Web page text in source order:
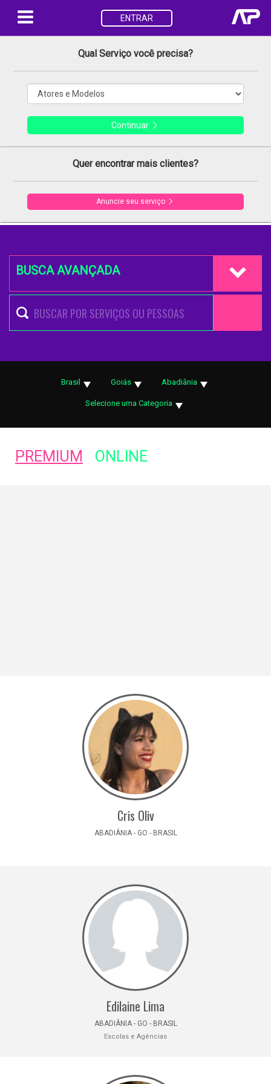
ENTRAR
Qual Serviço você precisa?
Continuar
Quer encontrar mais clientes?
Anuncie seu serviço
BUSCA AVANÇADA
Brasil Goiás Abadiânia
Selecione uma Categoria
PREMIUM ONLINE
Cris Oliv
ABADIÂNIA - GO - BRASIL
Edilaine Lima
ABADIÂNIA - GO - BRASIL
Escolas e Agências